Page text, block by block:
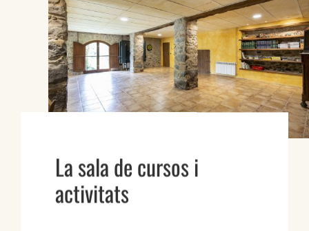
La sala de cursos i
activitats